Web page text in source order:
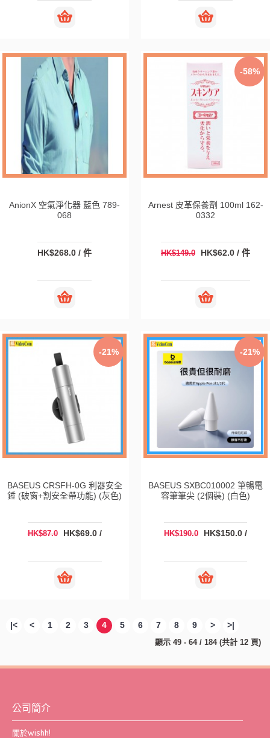
AnionX 空氣淨化器 藍色 789-
068
HK$268.0 / 件
-58%
Arnest 皮革保養劑 100ml 162-
0332
HK$149.0 HK$62.0 / 件
-21%
BASEUS CRSFH-0G 利器安全
錘 (破窗+割安全帶功能) (灰色)
HK$87.0 HK$69.0 /
-21%
BASEUS SXBC010002 筆暢電
容筆筆尖 (2個裝) (白色)
HK$190.0 HK$150.0 /
|< < 1 2 3 4 5 6 7 8 9 > >|
顯示 49 - 64 / 184 (共計 12 頁)
公司簡介
關於wishh!